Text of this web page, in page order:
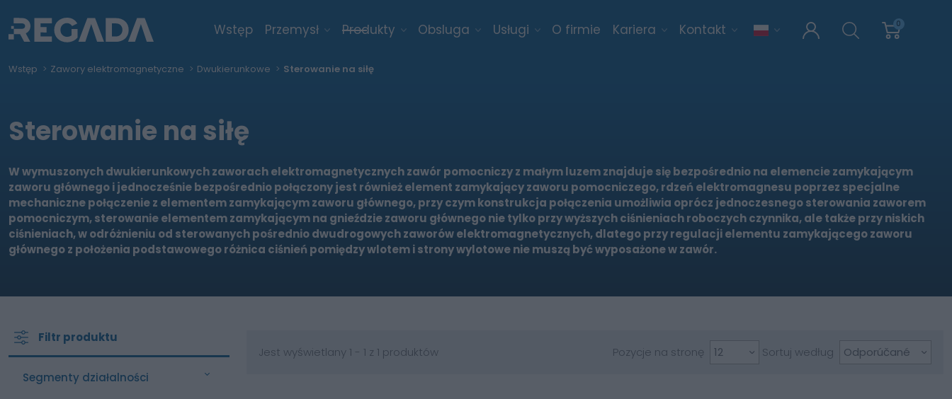
Wstęp Przemysł Produkty Obsluga Usługi O firmie Kariera Kontakt 0
Wstęp Zawory elektromagnetyczne Dwukierunkowe Sterowanie na siłę
Sterowanie na siłę
W wymuszonych dwukierunkowych zaworach elektromagnetycznych zawór pomocniczy z małym luzem znajduje się bezpośrednio na elemencie zamykającym
zaworu głównego i jednocześnie bezpośrednio połączony jest również element zamykający zaworu pomocniczego, rdzeń elektromagnesu poprzez specjalne
mechaniczne połączenie z elementem zamykającym zaworu głównego, przy czym konstrukcja połączenia umożliwia oprócz jednoczesnego sterowania zaworem
pomocniczym, sterowanie elementem zamykającym na gnieździe zaworu głównego nie tylko przy wyższych ciśnieniach roboczych czynnika, ale także przy niskich
ciśnieniach, w odróżnieniu od sterowanych pośrednio dwudrogowych zaworów elektromagnetycznych, dlatego przy regulacji elementu zamykającego zaworu
głównego z położenia podstawowego różnica ciśnień pomiędzy wlotem i strony wylotowe nie muszą być wyposażone w zawór.
Filtr produktu
Segmenty działalności
Jest wyświetlany 1 - 1 z 1 produktów Pozycje na stronę Sortuj według